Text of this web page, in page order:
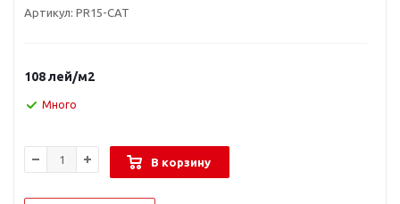
Артикул: PR15-CAT
108лей/м2
Много
В корзину